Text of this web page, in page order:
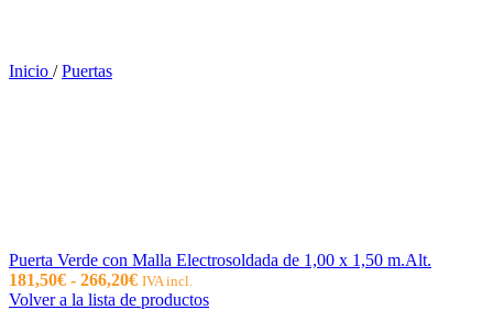
Inicio / Puertas
Puerta Verde con Malla Electrosoldada de 1,00 x 1,50 m.Alt.
181,50€ - 266,20€Rango
de
IVA incl.
Volver a la lista de productos